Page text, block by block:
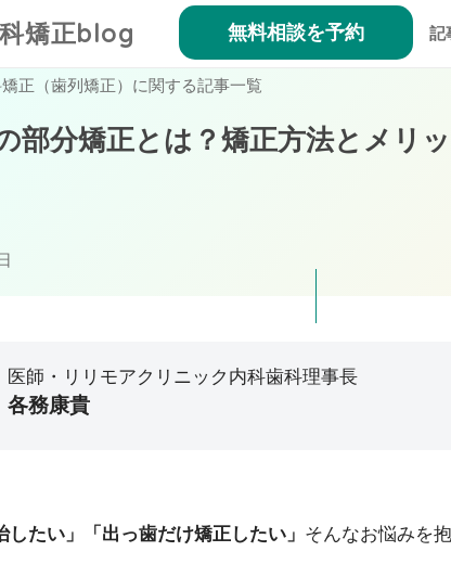
矯正blog 無料相談を予約 記
正（歯列矯正）に関する記事一覧
部分矯正とは？矯正方法とメリ
医師・リリモアクリニック内科歯科理事長
各務康貴
、「美容」というモチベーションで予防に取り組める医療アプ
したい」「出っ歯だけ矯正したい」 そんなお悩みを